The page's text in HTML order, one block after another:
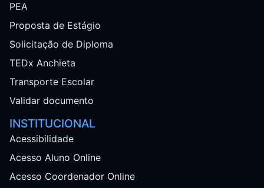
PEA
Proposta de Estágio
Solicitação de Diploma
TEDx Anchieta
Transporte Escolar
Validar documento
INSTITUCIONAL
Acessibilidade
Acesso Aluno Online
Acesso Coordenador Online